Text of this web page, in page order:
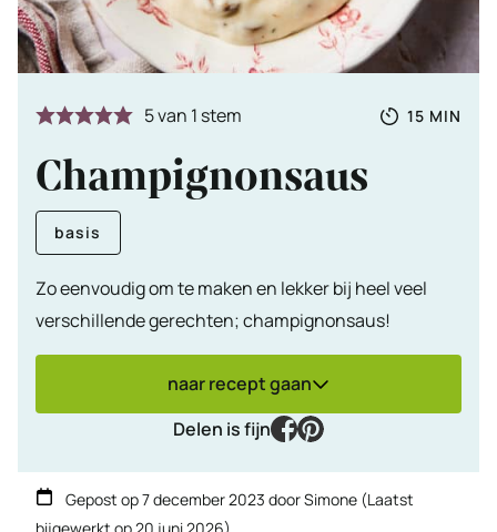
5van 1 stem
Totale
15 MIN
Champignonsaus
basis
Zo eenvoudig om te maken en lekker bij heel veel
verschillende gerechten; champignonsaus!
naar recept gaan
Delen is fijn
facebook
pinterest
Gepost op7 december 2023 doorSimone (Laatst
bijgewerkt op20 juni 2026)